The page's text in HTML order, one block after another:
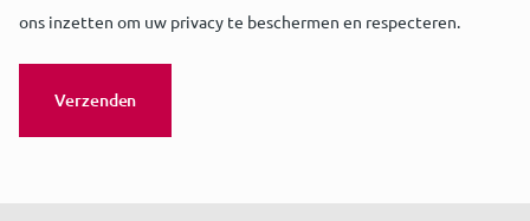
ons inzetten om uw privacy te beschermen en respecteren.